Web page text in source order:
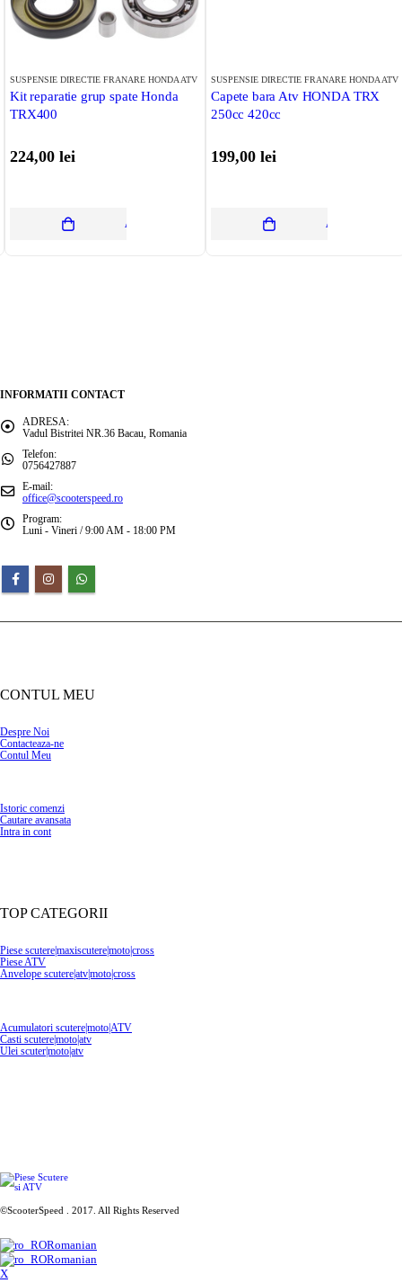
SUSPENSIE DIRECTIE FRANARE HONDA ATV
Kit reparatie grup spate Honda
TRX400
224,00 lei
ADAUGĂ ÎN COȘ
SUSPENSIE DIRECTIE FRANARE HONDA ATV
Capete bara Atv HONDA TRX
250cc 420cc
199,00 lei
ADAUGĂ ÎN
INFORMATII CONTACT
ADRESA:
Vadul Bistritei NR.36 Bacau, Romania
Telefon:
0756427887
E-mail:
office@scooterspeed.ro
Program:
Luni - Vineri / 9:00 AM - 18:00 PM
CONTUL MEU
Despre Noi
Contacteaza-ne
Contul Meu
Istoric comenzi
Cautare avansata
Intra in cont
TOP CATEGORII
Piese scutere|maxiscutere|moto|cross
Piese ATV
Anvelope scutere|atv|moto|cross
Acumulatori scutere|moto|ATV
Casti scutere|moto|atv
Ulei scuter|moto|atv
©ScooterSpeed . 2017. All Rights Reserved
Romanian
Romanian
X